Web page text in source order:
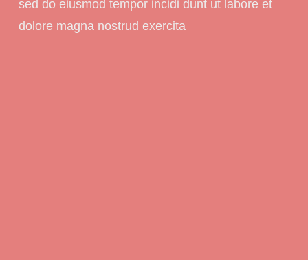
sed do eiusmod tempor incidi dunt ut labore et
dolore magna nostrud exercita